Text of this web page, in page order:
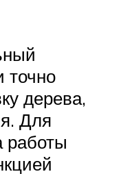
точно
дерева,
Для
работы